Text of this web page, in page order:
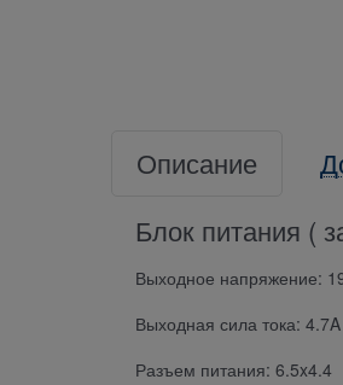
Описание
Блок питания (
Выходное напряжение:
Выходная сила тока: 4.7A
Разъем питания: 6.5x4.4